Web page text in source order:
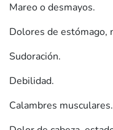
Mareo o desmayos.
Dolores de estómago,
Sudoración.
Debilidad.
Calambres musculares.